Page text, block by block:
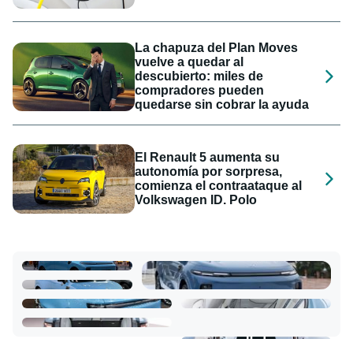
La chapuza del Plan Moves
vuelve a quedar al
descubierto: miles de
compradores pueden
quedarse sin cobrar la ayuda
El Renault 5 aumenta su
autonomía por sorpresa,
comienza el contraataque al
Volkswagen ID. Polo